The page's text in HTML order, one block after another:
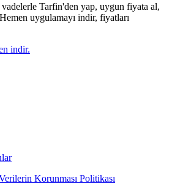
vadelerle Tarfin'den yap, uygun fiyata al,
uygulamayı indir, fiyatları
indir.
Korunması Politikası